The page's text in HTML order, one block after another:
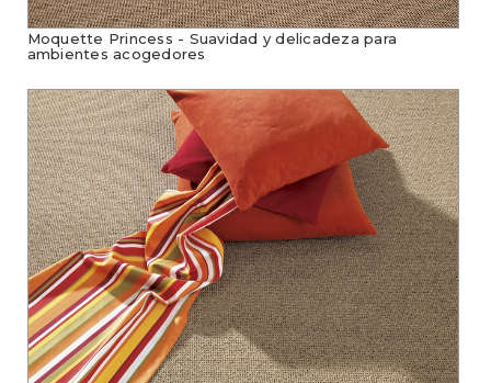
Moquette Princess - Suavidad y delicadeza para
ambientes acogedores